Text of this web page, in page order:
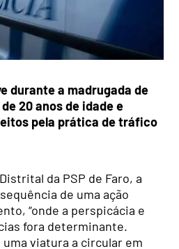
durante a madrugada de
20 anos de idade e
pela prática de tráfico
da PSP de Faro, a
de uma ação
“onde a perspicácia e
fora determinante.
viatura a circular em